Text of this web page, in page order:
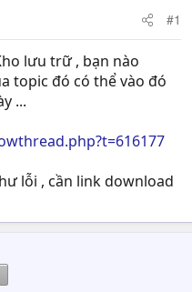
#1
lưu trữ , bạn nào
topic đó có thể vào đó
...
lỗi , cần link download